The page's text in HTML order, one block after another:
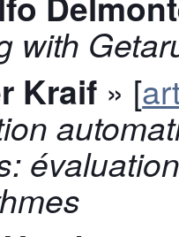
with
Kraif » [